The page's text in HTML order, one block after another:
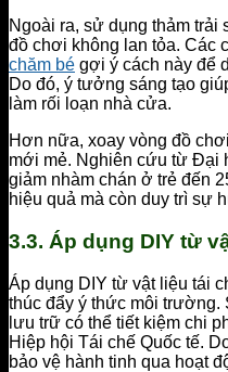
Ngoài ra, sử dụng thảm
đồ chơi không lan tỏa. Các
chăm bé gợi ý cách này để
Do đó, ý tưởng sáng tạo
làm rối loạn nhà cửa.
Hơn nữa, xoay vòng đồ
mới mẻ. Nghiên cứu từ Đại
giảm nhàm chán ở trẻ đến
hiệu quả mà còn duy trì sự
3.3. Áp dụng DIY từ
Áp dụng DIY từ vật liệu tái
thúc đẩy ý thức môi trường.
lưu trữ có thể tiết kiệm chi
Hiệp hội Tái chế Quốc tế.
bảo vệ hành tinh qua hoạt